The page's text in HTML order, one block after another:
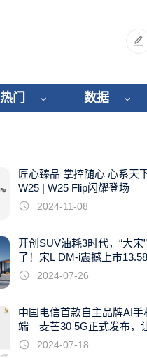
热门 数据
匠心臻品 掌控随心 心系天
W25 | W25 Flip闪耀登场
2024-11-08
开创SUV油耗3时代，“大宋
了！宋L DM-i震撼上市
起
2024-07-26
中国电信首款自主品牌AI手
端—麦芒30 5G正式发布，
触手可及2024-07-18